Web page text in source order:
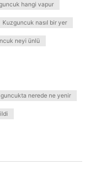
hangi vapur
Kuzguncuk nasıl bir yer
neyi ünlü
nerede ne yenir